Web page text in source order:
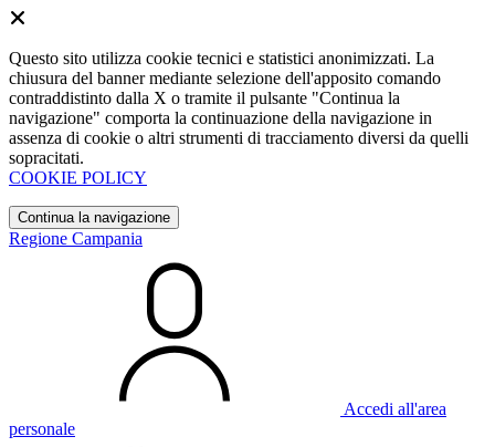
Questo sito utilizza cookie tecnici e statistici anonimizzati. La
chiusura del banner mediante selezione dell'apposito comando
contraddistinto dalla X o tramite il pulsante "Continua la
navigazione" comporta la continuazione della navigazione in
assenza di cookie o altri strumenti di tracciamento diversi da quelli
sopracitati.
COOKIE POLICY
Continua la navigazione
Regione Campania
Accedi all'area
personale